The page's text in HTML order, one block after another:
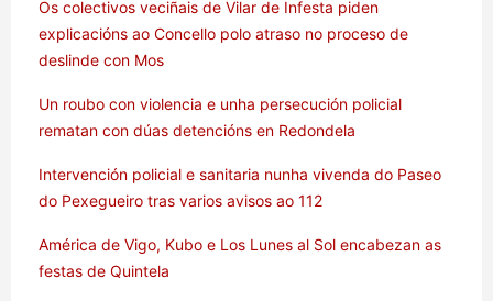
Os colectivos veciñais de Vilar de Infesta piden
explicacións ao Concello polo atraso no proceso de
deslinde con Mos
Un roubo con violencia e unha persecución policial
rematan con dúas detencións en Redondela
Intervención policial e sanitaria nunha vivenda do Paseo
do Pexegueiro tras varios avisos ao 112
América de Vigo, Kubo e Los Lunes al Sol encabezan as
festas de Quintela